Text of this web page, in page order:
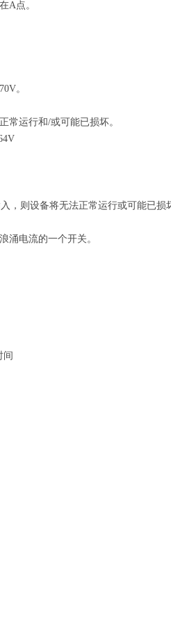
A点。
。
常运行和/或可能已损坏。
，则设备将无法正常运行或可能已损
涌电流的一个开关。
间